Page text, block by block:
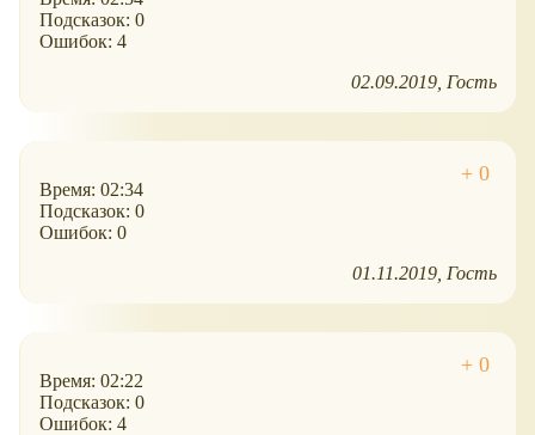
Подсказок: 0
Ошибок: 4
02.09.2019 Гость
Время: 02:34
Подсказок: 0
Ошибок: 0
01.11.2019 Гость
Время: 02:22
Подсказок: 0
Ошибок: 4